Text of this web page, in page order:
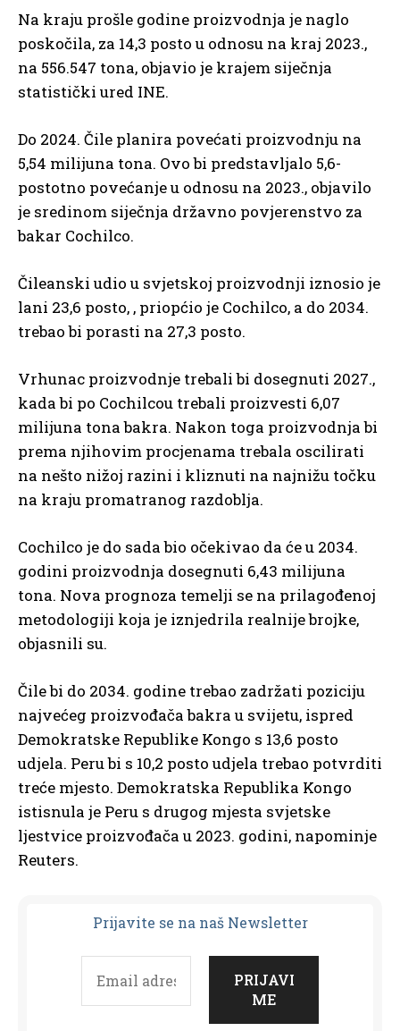
Na kraju prošle godine proizvodnja je naglo
poskočila, za 14,3 posto u odnosu na kraj 2023.,
na 556.547 tona, objavio je krajem siječnja
statistički ured INE.
Do 2024. Čile planira povećati proizvodnju na
5,54 milijuna tona. Ovo bi predstavljalo 5,6-
postotno povećanje u odnosu na 2023., objavilo
je sredinom siječnja državno povjerenstvo za
bakar Cochilco.
Čileanski udio u svjetskoj proizvodnji iznosio je
lani 23,6 posto, , priopćio je Cochilco, a do 2034.
trebao bi porasti na 27,3 posto.
Vrhunac proizvodnje trebali bi dosegnuti 2027.,
kada bi po Cochilcou trebali proizvesti 6,07
milijuna tona bakra. Nakon toga proizvodnja bi
prema njihovim procjenama trebala oscilirati
na nešto nižoj razini i kliznuti na najnižu točku
na kraju promatranog razdoblja.
Cochilco je do sada bio očekivao da će u 2034.
godini proizvodnja dosegnuti 6,43 milijuna
tona. Nova prognoza temelji se na prilagođenoj
metodologiji koja je iznjedrila realnije brojke,
objasnili su.
Čile bi do 2034. godine trebao zadržati poziciju
najvećeg proizvođača bakra u svijetu, ispred
Demokratske Republike Kongo s 13,6 posto
udjela. Peru bi s 10,2 posto udjela trebao potvrditi
treće mjesto. Demokratska Republika Kongo
istisnula je Peru s drugog mjesta svjetske
ljestvice proizvođača u 2023. godini, napominje
Reuters.
Prijavite se na naš Newsletter